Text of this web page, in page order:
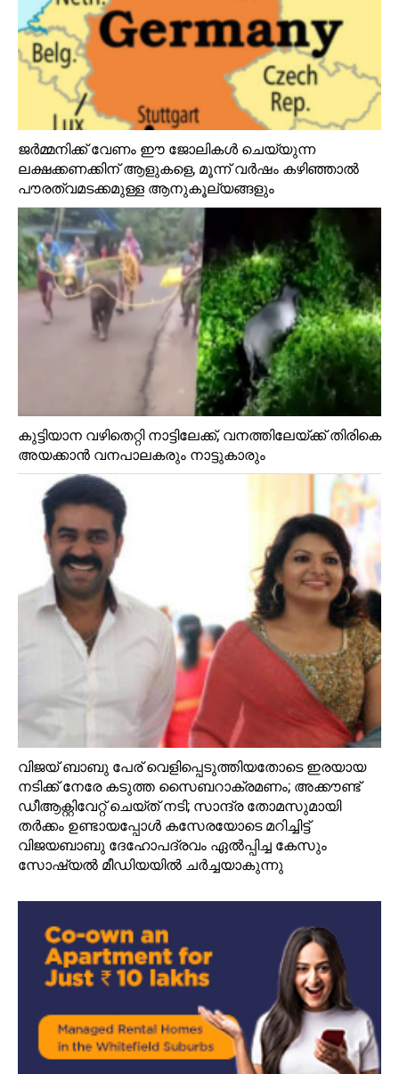
ജർമ്മനിക്ക് വേണം ഈ ജോലികൾ ചെയ്യുന്ന
ലക്ഷക്കണക്കിന് ആളുകളെ, മൂന്ന് വർഷം കഴിഞ്ഞാൽ
പൗരത്വമടക്കമുള്ള ആനുകൂല്യങ്ങളും
കുട്ടിയാന വഴിതെറ്റി നാട്ടിലേക്ക്, വനത്തിലേയ്ക്ക് തിരികെ
അയക്കാൻ വനപാലകരും നാട്ടുകാരും
വിജയ്‌ ബാബു പേര് വെളിപ്പെടുത്തിയതോടെ ഇരയായ
നടിക്ക് നേരേ കടുത്ത സൈബറാക്രമണം; അക്കൗണ്ട്‌
ഡീആക്റ്റിവേറ്റ് ചെയ്ത് നടി; സാന്ദ്ര തോമസുമായി
തര്‍ക്കം ഉണ്ടായപ്പോള്‍ കസേരയോടെ മറിച്ചിട്ട്
വിജയബാബു ദേഹോപദ്രവം ഏല്‍പ്പിച്ച കേസും
സോഷ്യല്‍ മീഡിയയില്‍ ചര്‍ച്ചയാകുന്നു